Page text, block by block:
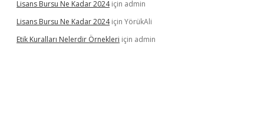
Lisans Bursu Ne Kadar 2024için admin
Lisans Bursu Ne Kadar 2024için YörükAli
Etik Kuralları Nelerdir Örnekleri için admin